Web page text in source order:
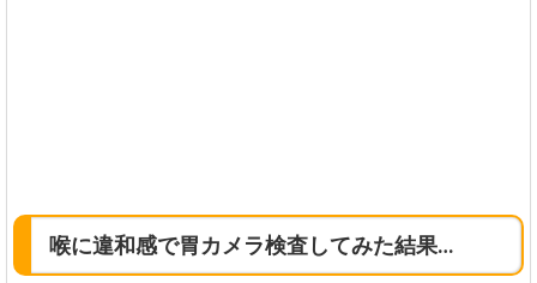
喉に違和感で胃カメラ検査してみた結果…